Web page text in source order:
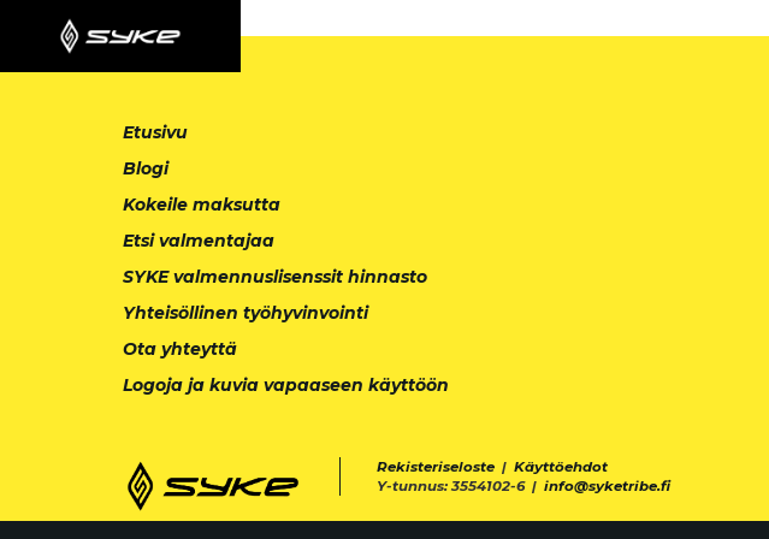
Etusivu
Blogi
Kokeile maksutta
Etsi valmentajaa
SYKE valmennuslisenssit hinnasto
Yhteisöllinen työhyvinvointi
Ota yhteyttä
Logoja ja kuvia vapaaseen käyttöön
Rekisteriseloste | Käyttöehdot
Y-tunnus: 3554102-6 | info@syketribe.fi